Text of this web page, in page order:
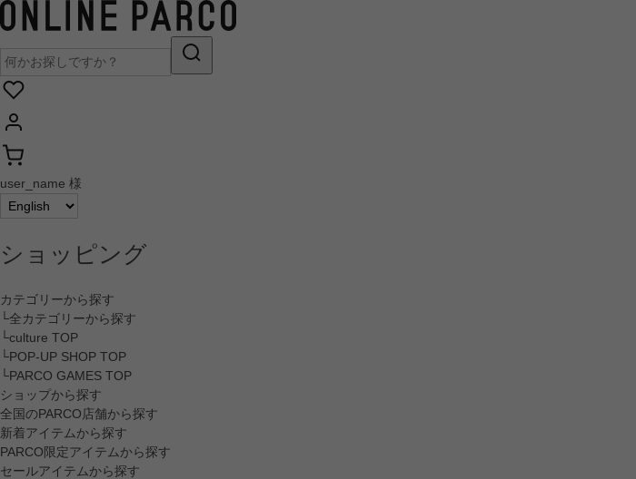
user_name 様
ショッピング
カテゴリーから探す
└全カテゴリーから探す
└culture TOP
└POP-UP SHOP TOP
└PARCO GAMES TOP
ショップから探す
全国のPARCO店舗から探す
新着アイテムから探す
PARCO限定アイテムから探す
セールアイテムから探す